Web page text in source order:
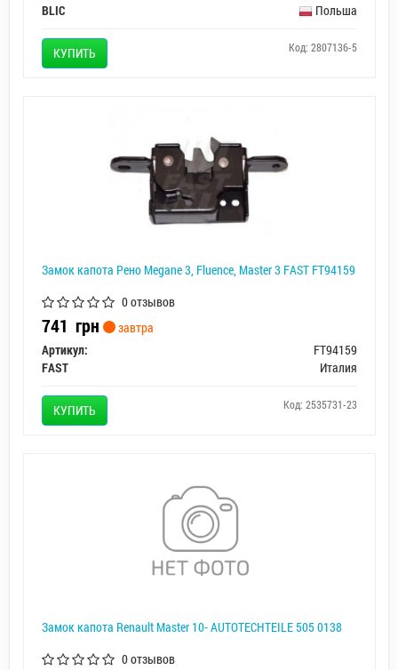
BLIC
Польша
КУПИТЬ Код: 2807136-5
Замок капота Рено Megane 3, Fluence, Master 3 FAST FT94159
0 отзывов
741 грн
завтра
Артикул:
FT94159
FAST
Италия
КУПИТЬ Код: 2535731-23
Замок капота Renault Master 10- AUTOTECHTEILE 505 0138
0 отзывов